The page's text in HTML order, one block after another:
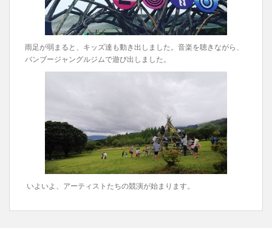
雨足が弱まると、キッズ達も動き出しました。音楽を聴き ながら、
バンブージャングルジムで遊び出しました。
いよいよ、アーティストたちの競演が始まります。